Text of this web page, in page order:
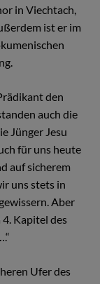
in Viechtach,
ist er im
den
auch die
Jünger Jesu
für uns heute
auf sicherem
uns stets in
Aber
Kapitel des
Ufer des